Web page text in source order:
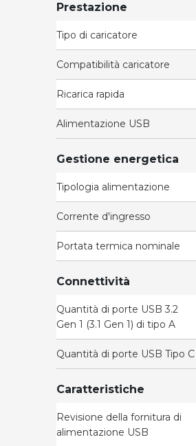
Prestazione
Tipo di caricatore
Compatibilità caricatore
Ricarica rapida
Alimentazione USB
Gestione energetica
Tipologia alimentazione
Corrente d'ingresso
Portata termica nominale
Connettività
Quantità di porte USB 3.2
Gen 1 (3.1 Gen 1) di tipo A
Quantità di porte USB Tipo C
Caratteristiche
Revisione della fornitura di
alimentazione USB